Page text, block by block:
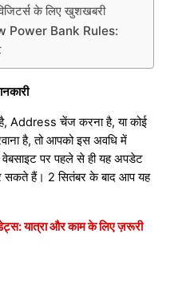
के लिए खुशखबरी
Power Bank Rules:
Address चेंज करना है, या कोई
है, तो आपको इस अवधि में
वेबसाइट पर पहले से ही यह अपडेट
हैं। 2 सितंबर के बाद आप यह
यात्रा और काम के लिए ज़रूरी